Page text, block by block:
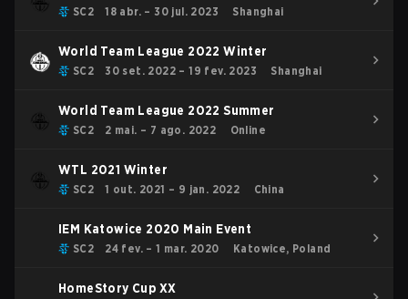
SC2 18 abr. – 30 jul. 2023 Shanghai
World Team League 2022 Winter
SC2 30 set. 2022 – 19 fev. 2023 Shanghai
World Team League 2022 Summer
SC2 2 mai. – 7 ago. 2022 Online
WTL 2021 Winter
SC2 1 out. 2021 – 9 jan. 2022 China
IEM Katowice 2020 Main Event
SC2 24 fev. – 1 mar. 2020 Katowice, Poland
HomeStory Cup XX